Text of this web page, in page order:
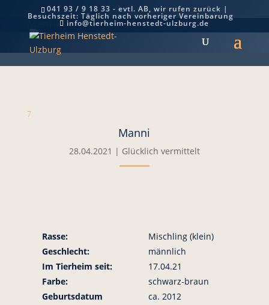
041 93 / 9 18 33 - evtl. AB, wir rufen zurück |
Besuchszeit: Täglich nach vorheriger Vereinbarung
info@tierheim-henstedt-ulzburg.de
Manni
7
Manni
28.04.2021 | Glücklich vermittelt
Rasse:
Mischling (klein)
Geschlecht:
männlich
Im Tierheim seit:
17.04.21
Farbe:
schwarz-braun
Geburtsdatum
ca. 2012